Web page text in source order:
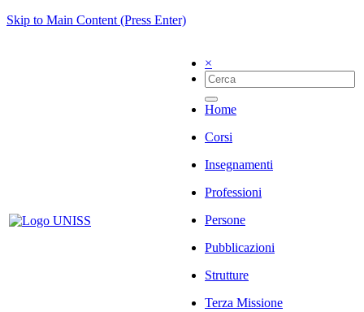
Skip to Main Content (Press Enter)
×
Home
Corsi
Insegnamenti
Professioni
Persone
Pubblicazioni
Strutture
Terza Missione